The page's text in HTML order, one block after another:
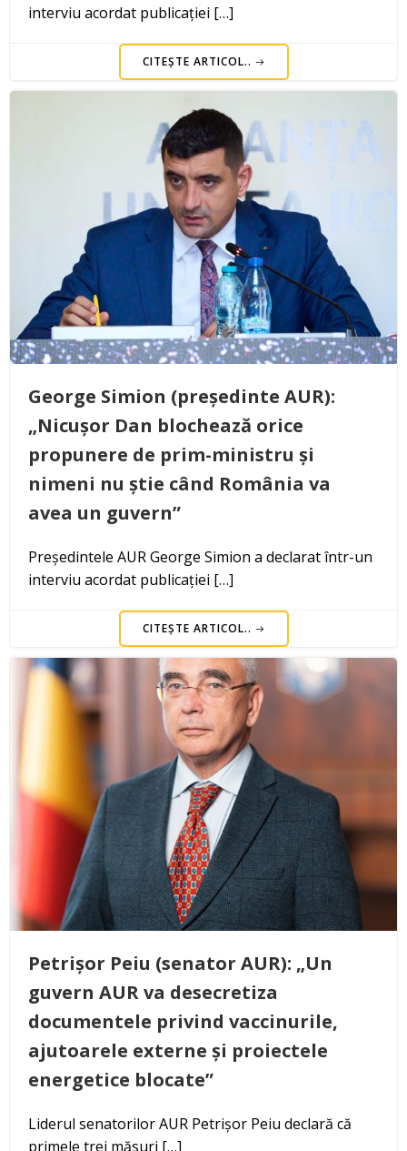
interviu acordat publicației […]
CITEȘTE ARTICOL..
George Simion (președinte AUR):
„Nicușor Dan blochează orice
propunere de prim-ministru și
nimeni nu știe când România va
avea un guvern”
Președintele AUR George Simion a declarat într-un
interviu acordat publicației […]
CITEȘTE ARTICOL..
Petrișor Peiu (senator AUR): „Un
guvern AUR va desecretiza
documentele privind vaccinurile,
ajutoarele externe și proiectele
energetice blocate”
Liderul senatorilor AUR Petrișor Peiu declară că
primele trei măsuri […]